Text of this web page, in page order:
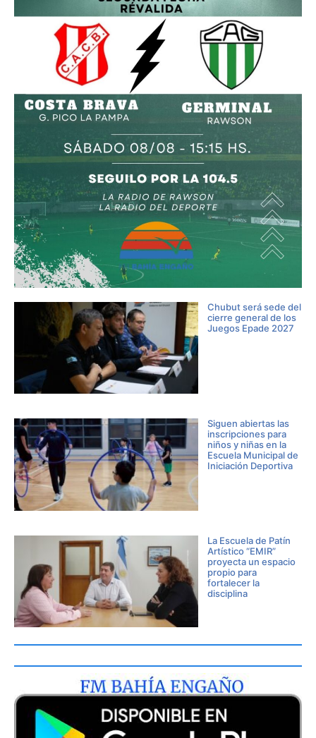
Chubut será sede del
cierre general de los
Juegos Epade 2027
Siguen abiertas las
inscripciones para
niños y niñas en la
Escuela Municipal de
Iniciación Deportiva
La Escuela de Patín
Artístico “EMIR”
proyecta un espacio
propio para
fortalecer la
disciplina